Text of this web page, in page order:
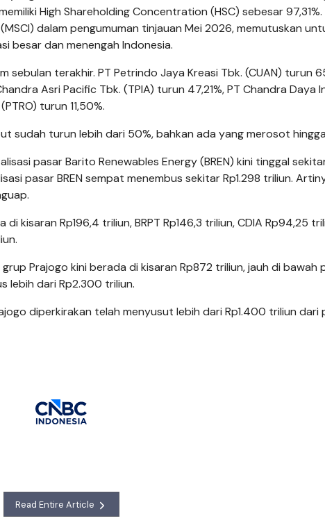
High Shareholding Concentration (HSC) sebesar 97,31%.
dalam pengumuman tinjauan Mei 2026, memutuskan
besar dan menengah Indonesia.
sebulan terakhir. PT Petrindo Jaya Kreasi Tbk. (CUAN) turun
Asri Pacific Tbk. (TPIA) turun 47,21%, PT Chandra Daya
turun 11,50%.
sudah turun lebih dari 50%, bahkan ada yang merosot
pasar Barito Renewables Energy (BREN) kini tinggal
pasar BREN sempat menembus sekitar Rp1.298 triliun.
kisaran Rp196,4 triliun, BRPT Rp146,3 triliun, CDIA Rp94,25
Prajogo kini berada di kisaran Rp872 triliun, jauh di bawah
lebih dari Rp2.300 triliun.
diperkirakan telah menyusut lebih dari Rp1.400 triliun dari
Read Entire Article